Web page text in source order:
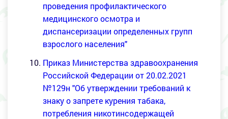
проведения профилактического
медицинского осмотра и
диспансеризации определенных групп
взрослого населения"
Приказ Министерства здравоохранения
Российской Федерации от 20.02.2021
№129н "Об утверждении требований к
знаку о запрете курения табака,
потребления никотинсодержащей